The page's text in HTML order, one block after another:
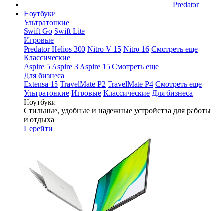
Predator
Ноутбуки
Ультратонкие
Swift Go Swift Lite
Игровые
Predator Helios 300 Nitro V 15 Nitro 16 Смотреть еще
Классические
Aspire 5 Aspire 3 Aspire 15 Смотреть еще
Для бизнеса
Extensa 15 TravelMate P2 TravelMate P4 Смотреть еще
Ультратонкие Игровые Классические Для бизнеса
Ноутбуки
Стильные, удобные и надежные устройства для работы
и отдыха
Перейти